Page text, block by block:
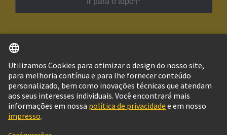
Brasil Português
© Grupo de Tecnologia HARTING